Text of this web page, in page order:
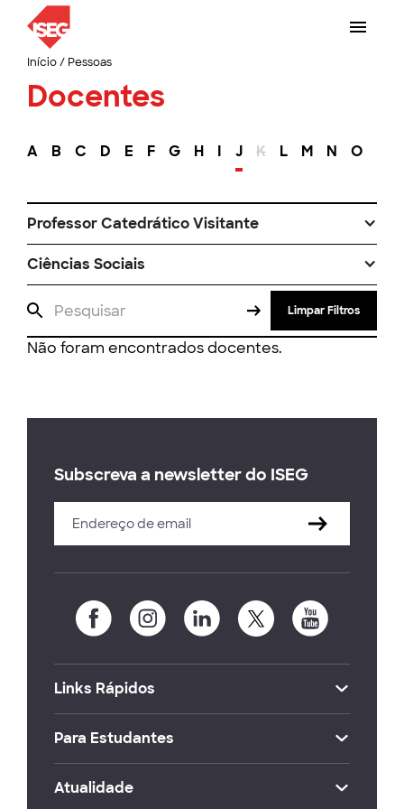
Início/ Pessoas
Docentes
A B C D E F G H I J K L M N O
Professor Catedrático Visitante
Ciências Sociais
Limpar Filtros
Não foram encontrados docentes.
Subscreva a newsletter do ISEG
Links Rápidos
Para Estudantes
Atualidade